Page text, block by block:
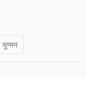
युग्मन